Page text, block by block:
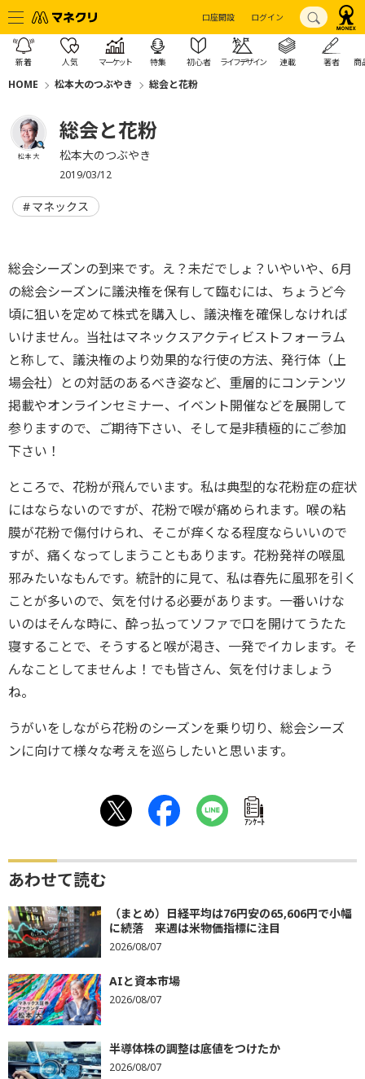
口座開設 ログイン
新着 人気 マーケット 特集 初心者 ライフデザイン 連載 著者 商
HOME 松本大のつぶやき 総会と花粉
松本 大
総会と花粉
松本大のつぶやき
2019/03/12
マネックス
総会シーズンの到来です。え？未だでしょ？いやいや、6月
の総会シーズンに議決権を保有して臨むには、ちょうど今
頃に狙いを定めて株式を購入し、議決権を確保しなければ
いけません。当社はマネックスアクティビストフォーラム
と称して、議決権のより効果的な行使の方法、発行体（上
場会社）との対話のあるべき姿など、重層的にコンテンツ
掲載やオンラインセミナー、イベント開催などを展開して
参りますので、ご期待下さい、そして是非積極的にご参加
下さい！
ところで、花粉が飛んでいます。私は典型的な花粉症の症状
にはならないのですが、花粉で喉が痛められます。喉の粘
膜が花粉で傷付けられ、そこが痒くなる程度ならいいので
すが、痛くなってしまうこともあります。花粉発祥の喉風
邪みたいなもんです。統計的に見て、私は春先に風邪を引く
ことが多いので、気を付ける必要があります。一番いけな
いのはそんな時に、酔っ払ってソファで口を開けてうたた
寝することで、そうすると喉が渇き、一発でイカレます。そ
んなことしてませんよ！でも皆さん、気を付けましょう
ね。
うがいをしながら花粉のシーズンを乗り切り、総会シーズ
ンに向けて様々な考えを巡らしたいと思います。
ｱﾝｹｰﾄ
あわせて読む
（まとめ）日経平均は76円安の65,606円で小幅
に続落 来週は米物価指標に注目
2026/08/07
AIと資本市場
2026/08/07
半導体株の調整は底値をつけたか
2026/08/07